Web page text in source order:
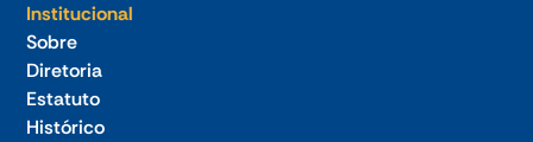
Institucional
Sobre
Diretoria
Estatuto
Histórico